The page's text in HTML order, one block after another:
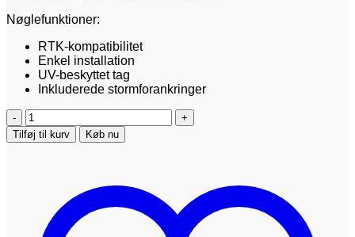
Nøglefunktioner:
RTK-kompatibilitet
Enkel installation
UV-beskyttet tag
Inkluderede stormforankringer
Navi
Home
(RTK
Tilføj til kurv Køb nu